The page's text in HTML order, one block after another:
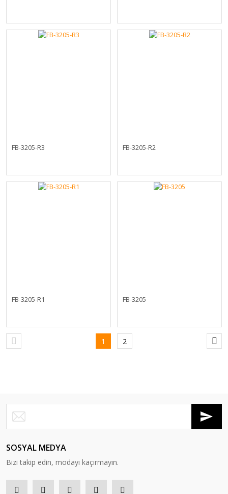
FB-3205-R3 FB-3205-R2
FB-3205-R1 FB-3205
1 2
SOSYAL MEDYA
Bizi takip edin, modayı kaçırmayın.